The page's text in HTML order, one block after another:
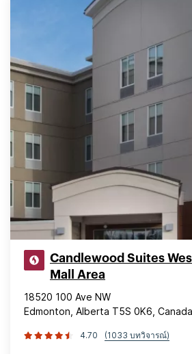
Candlewood Suites
Mall Area
18520 100 Ave NW
Edmonton, Alberta T5S 0K6, Canada
4.70 (1033 บทวิจารณ์)